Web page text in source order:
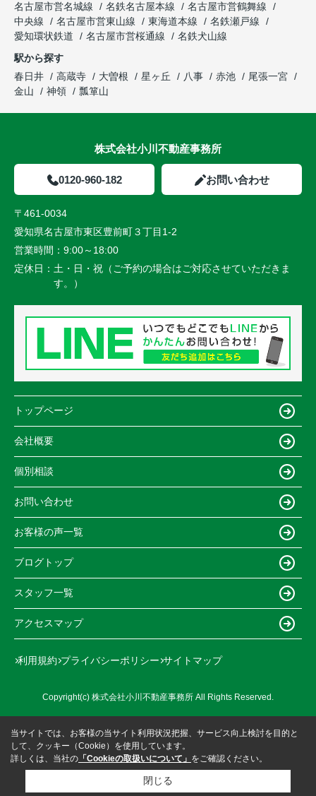
名古屋市営名城線
名鉄名古屋本線
名古屋市営鶴舞線
中央線
名古屋市営東山線 東海道本線
名鉄瀬戸線
愛知環状鉄道
名古屋市営桜通線
名鉄犬山線
駅から探す
春日井
高蔵寺 大曽根 星ヶ丘 八事 赤池
尾張一宮
金山
神領 瓢箪山
株式会社小川不動産事務所
0120-960-182 お問い合わせ
〒461-0034
愛知県名古屋市東区豊前町３丁目1-2
営業時間： 9:00～18:00
定休日： 土・日・祝（ご予約の場合はご対応させていただきま
す。）
トップページ
会社概要
個別相談
お問い合わせ
お客様の声一覧
ブログトップ
スタッフ一覧
アクセスマップ
利用規約 プライバシーポリシー サイトマップ
Copyright(c) 株式会社小川不動産事務所 All Rights Reserved.
当サイトでは、お客様の当サイト利用状況把握、サービス向上検討を目的と
して、クッキー（Cookie）を使用しています。
詳しくは、当社の 「Cookieの取扱いについて」 をご確認ください。
閉じる